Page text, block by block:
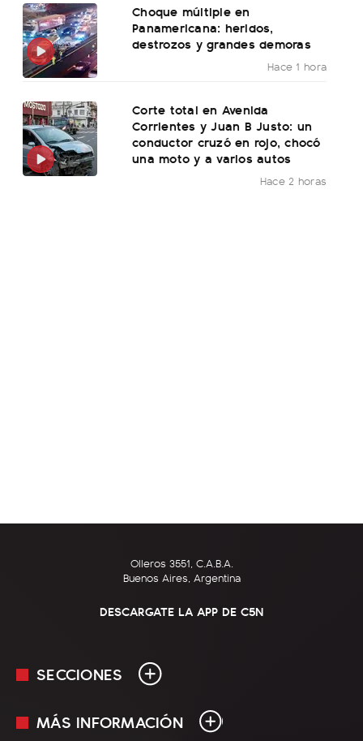
Choque múltiple en
Panamericana: heridos,
destrozos y grandes demoras
Hace 1 hora
Corte total en Avenida
Corrientes y Juan B Justo: un
conductor cruzó en rojo, chocó
una moto y a varios autos
Hace 2 horas
Olleros 3551, C.A.B.A.
Buenos Aires, Argentina
DESCARGATE LA APP DE C5N
SECCIONES
En Vivo
MÁS INFORMACIÓN